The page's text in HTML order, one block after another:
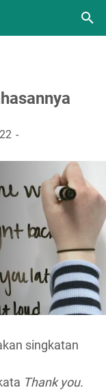
singkatan
Thank you.